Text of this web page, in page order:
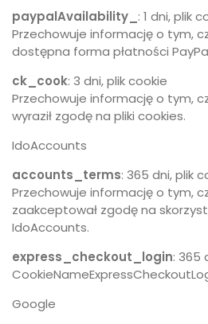
paypalAvailability_ : 1 dni, plik
Przechowuje informację o tym,
dostępna forma płatności
ck_cook: 3 dni, plik cookie
Przechowuje informację o tym,
wyraził zgodę na pliki cookies.
IdoAccounts
accounts_terms: 365 dni, plik
Przechowuje informację o tym,
zaakceptował zgodę na
IdoAccounts.
express_checkout_login: 365
Google